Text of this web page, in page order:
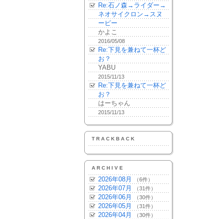
Re:石ノ森→ライダー→
ネオサイクロン→スヌ
ーピー
かよこ
2016/05/08
Re:下見を兼ねて一杯ど
お？
YABU
2015/11/13
Re:下見を兼ねて一杯ど
お？
はーちゃん
2015/11/13
TRACKBACK
ARCHIVE
2026年08月 （6件）
2026年07月 （31件）
2026年06月 （30件）
2026年05月 （31件）
2026年04月 （30件）